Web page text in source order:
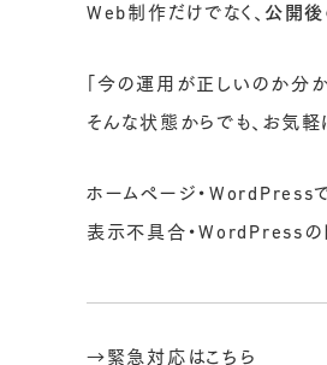
Web制作だけでなく、 公開後
「今の運用が正しいのか分か
そんな状態からでも、お気軽
ホームページ・WordPress
表示不具合・WordPressのト
→緊急対応はこちら